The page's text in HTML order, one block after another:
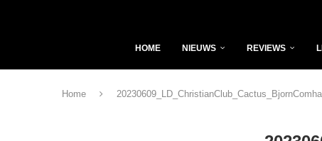
HOME NIEUWS REVIEWS
Home